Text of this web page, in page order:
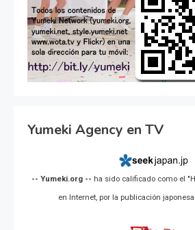
Yumeki Agency en TV
-- Yumeki.org -- ha sido calificado como el
en Internet, por la publicación